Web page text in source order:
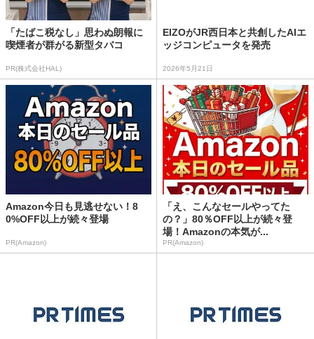
「たばこ税なし」思わぬ朗報に
喫煙者が群がる新型タバコ
PR(株式会社HAL)
EIZOがJR西日本と共創したAIエ
ッジコンピュータを発売
2026年5月21日
Amazon今日も見逃せない！8
0%OFF以上が続々登場
PR(Amazon)
「え、こんなセールやってた
の？」80％OFF以上が続々登
場！Amazonの本気が...
PR(Amazon)